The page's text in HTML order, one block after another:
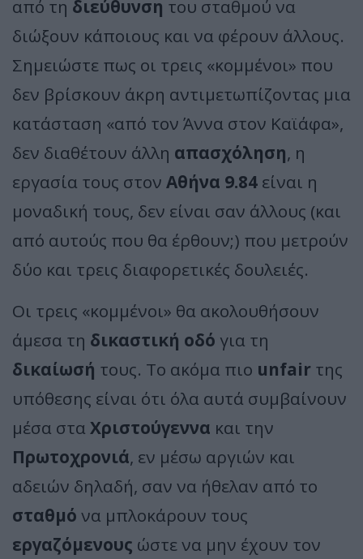
από τη διεύθυνση του σταθμού να
διώξουν κάποιους και να φέρουν άλλους.
Σημειώστε πως οι τρεις «κομμένοι» που
δεν βρίσκουν άκρη αντιμετωπίζοντας μια
κατάσταση «από τον Άννα στον Καϊάφα»,
δεν διαθέτουν άλλη απασχόληση, η
εργασία τους στον Αθήνα 9.84 είναι η
μοναδική τους, δεν είναι σαν άλλους (και
από αυτούς που θα έρθουν;) που μετρούν
δύο και τρεις διαφορετικές δουλειές.
Οι τρεις «κομμένοι» θα ακολουθήσουν
άμεσα τη δικαστική οδό για τη
δικαίωσή τους. Το ακόμα πιο unfair της
υπόθεσης είναι ότι όλα αυτά συμβαίνουν
μέσα στα Χριστούγεννα και την
Πρωτοχρονιά, εν μέσω αργιών και
αδειών δηλαδή, σαν να ήθελαν από το
σταθμό να μπλοκάρουν τους
εργαζόμενους ώστε να μην έχουν τον